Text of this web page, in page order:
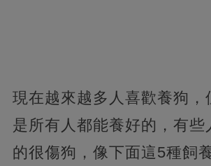
現在越來越多人喜歡養狗，
是所有人都能養好的，有些
的很傷狗，像下面這5種飼